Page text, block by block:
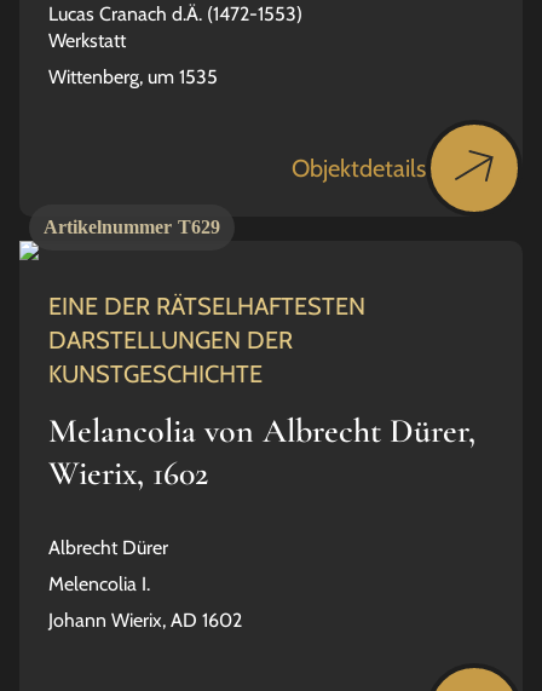
Lucas Cranach d.Ä. (1472-1553)
Werkstatt
Wittenberg, um 1535
Objektdetails
Artikelnummer T629
EINE DER RÄTSELHAFTESTEN
DARSTELLUNGEN DER
KUNSTGESCHICHTE
Melancolia von Albrecht Dürer,
Wierix, 1602
Albrecht Dürer
Melencolia I.
Johann Wierix, AD 1602